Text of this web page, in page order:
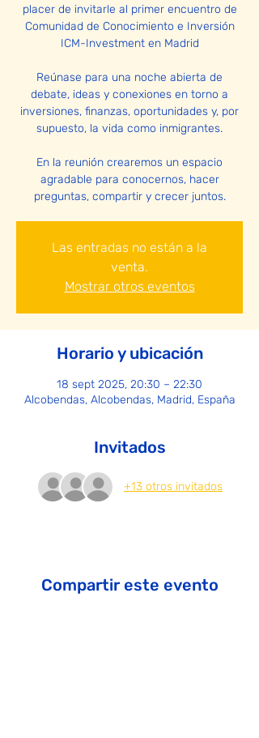
placer de invitarle al primer encuentro de
Comunidad de Conocimiento e Inversión
ICM-Investment en Madrid
Reúnase para una noche abierta de
debate, ideas y conexiones en torno a
inversiones, finanzas, oportunidades y, por
supuesto, la vida como inmigrantes.
En la reunión crearemos un espacio
agradable para conocernos, hacer
preguntas, compartir y crecer juntos.
Las entradas no están a la
venta.
Mostrar otros eventos
Horario y ubicación
18 sept 2025, 20:30 – 22:30
Alcobendas, Alcobendas, Madrid, España
Invitados
+13 otros invitados
Compartir este evento